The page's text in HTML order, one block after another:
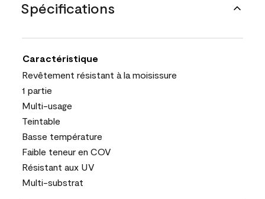
Spécifications
Caractéristique
Revêtement résistant à la moisissure
1 partie
Multi-usage
Teintable
Basse température
Faible teneur en COV
Résistant aux UV
Multi-substrat